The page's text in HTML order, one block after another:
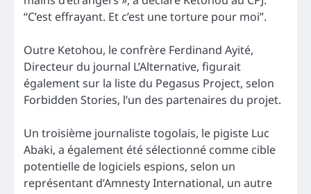
“C’est effrayant. Et c’est une torture pour moi”.
Outre Ketohou, le confrère Ferdinand Ayité,
Directeur du journal L’Alternative, figurait
également sur la liste du Pegasus Project, selon
Forbidden Stories, l’un des partenaires du projet.
Un troisième journaliste togolais, le pigiste Luc
Abaki, a également été sélectionné comme cible
potentielle de logiciels espions, selon un
représentant d’Amnesty International, un autre